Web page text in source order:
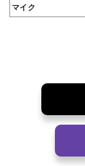
マイク